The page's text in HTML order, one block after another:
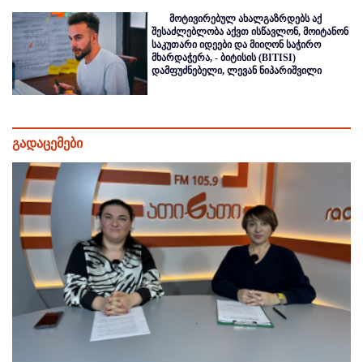
მოტივირებულ ახალგაზრდებს აქ
შესაძლებლობა აქვთ ისწავლონ, მოიტანონ
საკუთარი იდეები და მიიღონ საჭირო
მხარდაჭერა, - ბიტისის (BITISI)
დამფუძნებელი, ლევან ნიპარიშვილი
გადაცემები